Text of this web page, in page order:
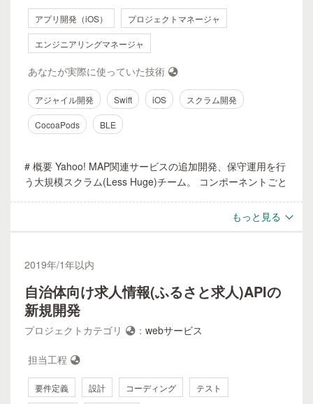
ログを取ることができなかった。 この問題を解決するため
にGoogle Analytics(GA)を用いた。GAで発行されたCookie
の値をAPIに付与することでVWOで振り分けたユーザーと
GAのユーザーの紐付けを行った。 これによってGAで環境
ごとのユーザー行動を分析することができた。
アプリ開発（iOS） プロジェクトマネージャ
エンジニアリングマネージャ
あなたが実際に使っていた技術
アジャイル開発 Swift iOS スクラム開発
CocoaPods BLE
# 概要 Yahoo! MAP関連サービスの追加開発、保守運用を行
う大規模スクラム(Less Huge)チーム。 コンポーネントごと
い案件をこなすことが目的。 # 担当 スクラムマスター iOS
業務 - **スクラムマスターとしてのチーム運営** 大規模スク
ラム組織の立ち上げから携わった。 スクラム経験者として
セレモニー等のファシリテーションを行った。 一部アジャ
イル開発にあっていない専門的な業務などは別チームを作る
など柔軟にチームビルディングを推進した。 この経験を生
かしてイベント登壇や社外チームへのスクラム導入支援を担
https://www.slideshare.net/techblogyahoo/less-hugescrum-
master-rsgt2019 - **防犯マップの開発でのスコープ調整**
新入学、新生活が始まる4月に合わせての防犯マップ機能の
もっと見る
2019年/1年以内
自治体向け求人情報(ふるさと求人)APIの
新規開発
プロジェクトカテゴリ ： webサービス
担当工程
要件定義 設計 コーディング テスト